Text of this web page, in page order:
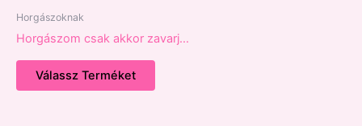
Horgászoknak
Horgászom csak akkor zavarj…
Válassz Terméket